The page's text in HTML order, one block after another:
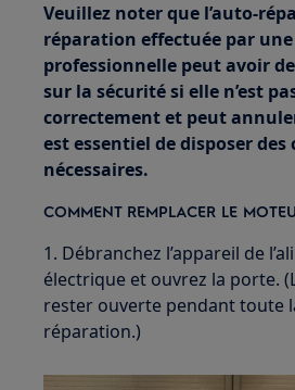
Veuillez noter que l’auto-
réparation effectuée par
professionnelle peut avoir
sur la sécurité si elle n’est
correctement et peut
est essentiel de disposer des
nécessaires.
COMMENT REMPLACER LE
1. Débranchez l’appareil de
électrique et ouvrez la porte.
rester ouverte pendant toute
réparation.)